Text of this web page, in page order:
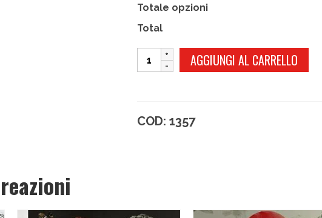
Totale opzioni
Total
SAVOY
quantità
AGGIUNGI AL CARRELLO
COD: 1357